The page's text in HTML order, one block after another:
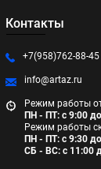
Контакты
+7(958)762-88-45
info@artaz.ru
Режим работы
ПН - ПТ: с 9:00
Режим работы
ПН - ПТ: с 9:30
СБ - ВС: с 11:00